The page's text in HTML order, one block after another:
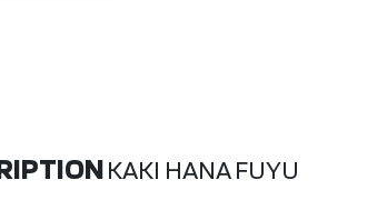
KAKI HANA FUYU